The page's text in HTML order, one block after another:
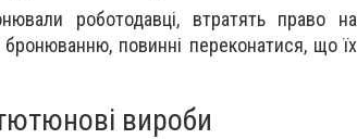
роботодавці, втратять право на
бронюванню, повинні переконатися, що їх
вироби